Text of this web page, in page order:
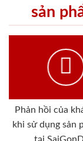
sản
Phản hồi của
khi sử dụng sản
tại